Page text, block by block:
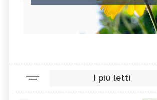
I più letti